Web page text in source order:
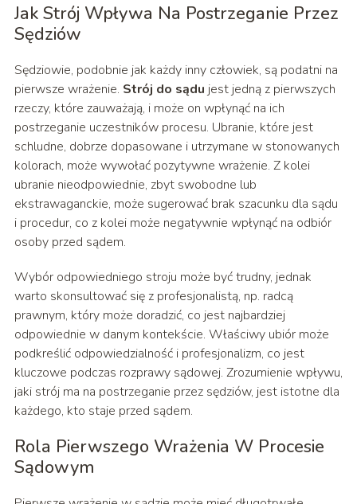
Jak Strój Wpływa Na Postrzeganie Przez
Sędziów
Sędziowie, podobnie jak każdy inny człowiek, są podatni na
pierwsze wrażenie. Strój do sądu jest jedną z pierwszych
rzeczy, które zauważają, i może on wpłynąć na ich
postrzeganie uczestników procesu. Ubranie, które jest
schludne, dobrze dopasowane i utrzymane w stonowanych
kolorach, może wywołać pozytywne wrażenie. Z kolei
ubranie nieodpowiednie, zbyt swobodne lub
ekstrawaganckie, może sugerować brak szacunku dla sądu
i procedur, co z kolei może negatywnie wpłynąć na odbiór
osoby przed sądem.
Wybór odpowiedniego stroju może być trudny, jednak
warto skonsultować się z profesjonalistą, np. radcą
prawnym, który może doradzić, co jest najbardziej
odpowiednie w danym kontekście. Właściwy ubiór może
podkreślić odpowiedzialność i profesjonalizm, co jest
kluczowe podczas rozprawy sądowej. Zrozumienie wpływu,
jaki strój ma na postrzeganie przez sędziów, jest istotne dla
każdego, kto staje przed sądem.
Rola Pierwszego Wrażenia W Procesie
Sądowym